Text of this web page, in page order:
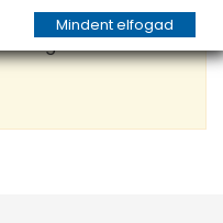
Mindent elfogad